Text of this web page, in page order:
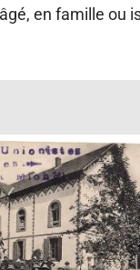
en famille ou